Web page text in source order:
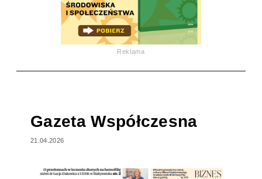
Reklama
Gazeta Współczesna
21.04.2026